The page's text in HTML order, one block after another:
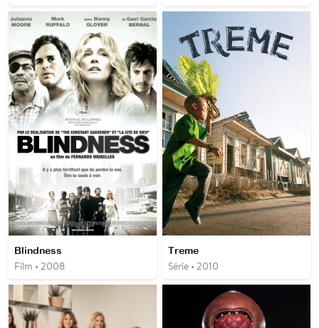
Blindness
Film • 2008
Treme
Série • 2010